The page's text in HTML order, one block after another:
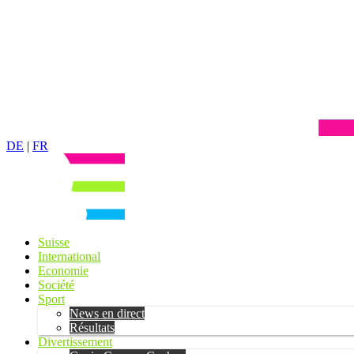
DE | FR
Suisse
International
Economie
Société
Sport
News en direct
Résultats
Divertissement